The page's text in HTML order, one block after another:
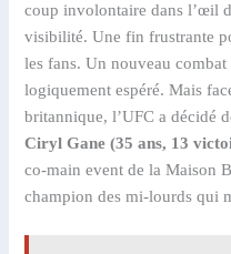
coup involontaire dans l’œil
visibilité. Une fin frustrante
les fans. Un nouveau
logiquement espéré. Mais
britannique, l’UFC a décidé
Ciryl Gane (35 ans, 13
co-main event de la Maison
champion des mi-lourds qui